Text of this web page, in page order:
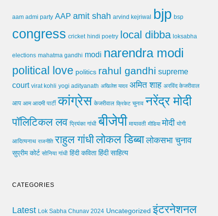
aam admi party AAP amit shah arvind kejriwal bjp bsp
congress cricket hindi poetry local dibba loksabha
elections mahatma gandhi modi narendra modi
political love politics rahul gandhi supreme
court virat kohli yogi adityanath अखिलेश यादव अमित शाह अरविंद केजरीवाल
आप आम आदमी पार्टी कांग्रेस केजरीवाल क्रिकेट चुनाव नरेंद्र मोदी
पॉलिटिकल लव प्रियंका गांधी बीजेपी मायावती मीडिया मोदी योगी
आदित्यनाथ राजनीति राहुल गांधीलोकल डिब्बा लोकसभा चुनाव
सुप्रीम कोर्ट सोनिया गांधी हिंदी कविता हिंदी साहित्य
CATEGORIES
Latest Lok Sabha Chunav 2024 Uncategorized इंटरनेशनल